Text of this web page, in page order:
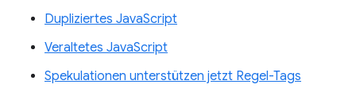
Dupliziertes JavaScript
Veraltetes JavaScript
Spekulationen unterstützen jetzt Regel-Tags